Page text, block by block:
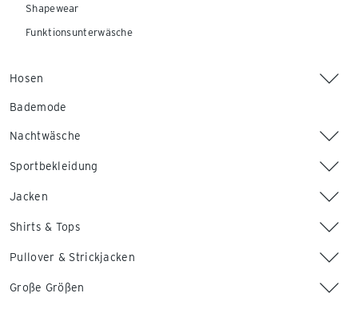
Shapewear
Funktionsunterwäsche
Hosen
Bademode
Nachtwäsche
Sportbekleidung
Jacken
Shirts & Tops
Pullover & Strickjacken
Große Größen